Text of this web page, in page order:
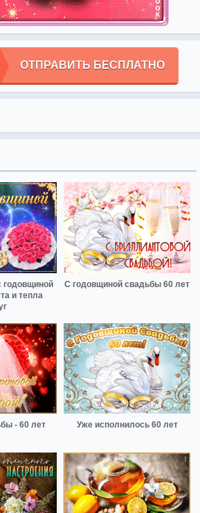
ОТПРАВИТЬ БЕСПЛАТНО
годовщиной
и тепла
С годовщиной свадьбы 60 лет
- 60 лет Уже исполнилось 60 лет